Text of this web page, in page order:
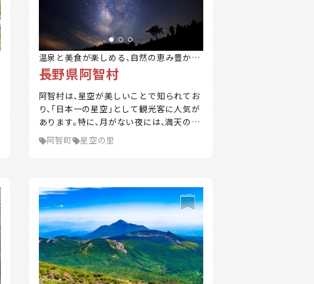
温泉と美食が楽しめる、自然の恵み豊かな
村
長野県阿智村
阿智村は、星空が美しいことで知られてお
り、「日本一の星空」として観光客に人気が
あります。特に、月がない夜には、満天の星
空が広がり、天の川がくっきりと見えるほ
どの絶景が楽しめます。村内には、星空を
ても有名で、日帰り温泉や宿泊施設が充実
しており、リラックスした時間を過ごすこ
とができます。春には桜、夏にはホタル、秋
には紅葉、冬には雪景色と、四季折々の自
然美を楽しむことができるのも魅力の一
つです。
阿智町 星空の里